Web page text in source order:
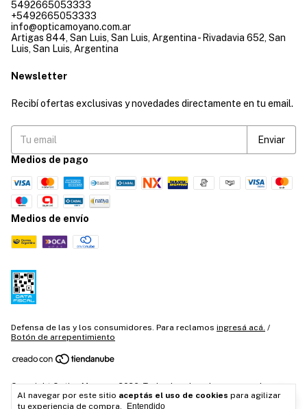
Al navegar por este sitio aceptás el uso de cookies para agilizar
tu experiencia de compra.
Entendido
5492665053333
+5492665053333
info@opticamoyano.com.ar
Artigas 844, San Luis, San Luis, Argentina - Rivadavia 652, San
Luis, San Luis, Argentina
Newsletter
Recibí ofertas exclusivas y novedades directamente en tu email.
Medios de pago
Medios de envío
Defensa de las y los consumidores. Para reclamos ingresá acá. /
Botón de arrepentimiento
Copyright Optica Moyano - 2026. Todos los derechos reservados.